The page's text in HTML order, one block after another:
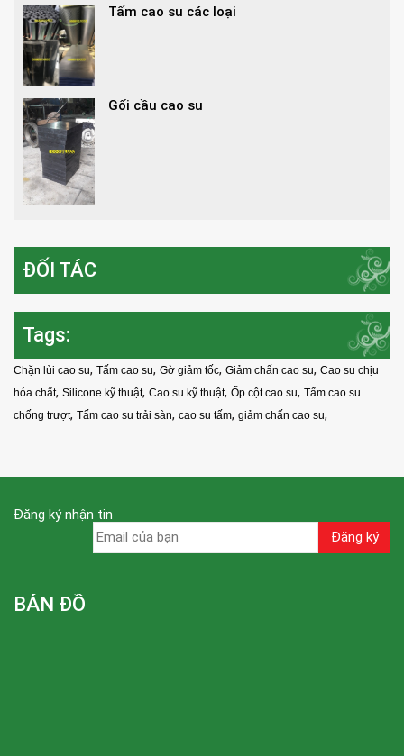
Tấm cao su các loại
Gối cầu cao su
ĐỐI TÁC
Tags:
Chặn lùi cao su, Tấm cao su, Gờ giảm tốc, Giảm chấn cao su, Cao su chịu
hóa chất, Silicone kỹ thuật, Cao su kỹ thuật, Ốp cột cao su, Tấm cao su
chống trượt, Tấm cao su trải sàn, cao su tấm, giảm chấn cao su,
Đăng ký nhận tin
BẢN ĐỒ